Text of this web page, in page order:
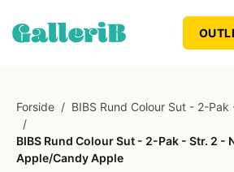
Forside / BIBS Rund Colour Sut - 2-
/
BIBS Rund Colour Sut - 2-Pak - Str. 2 -
Apple/Candy Apple